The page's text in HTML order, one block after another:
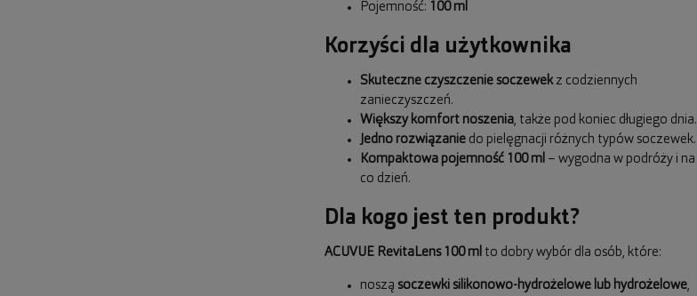
Pojemność: 100 ml
Korzyści dla użytkownika
Skuteczne czyszczenie soczewekz codziennych
zanieczyszczeń.
Większy komfort noszenia, także pod koniec długiego dnia.
Jedno rozwiązanie do pielęgnacji różnych typów soczewek.
Kompaktowa pojemność 100 ml – wygodna w podróży i na
co dzień.
Dla kogo jest ten produkt?
ACUVUE RevitaLens 100 ml to dobry wybór dla osób, które:
noszą soczewki silikonowo-hydrożelowe lub hydrożelowe,